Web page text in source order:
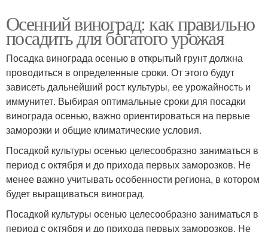
Осенний виноград: как правильно
посадить для богатого урожая
Посадка винограда осенью в открытый грунт должна
проводиться в определенные сроки. От этого будут
зависеть дальнейший рост культуры, ее урожайность и
иммунитет. Выбирая оптимальные сроки для посадки
винограда осенью, важно ориентироваться на первые
заморозки и общие климатические условия.
Посадкой культуры осенью целесообразно заниматься в
период с октября и до прихода первых заморозков. Не
менее важно учитывать особенности региона, в котором
будет выращиваться виноград.
Посадкой культуры осенью целесообразно заниматься в
период с октября и до прихода первых заморозков. Не